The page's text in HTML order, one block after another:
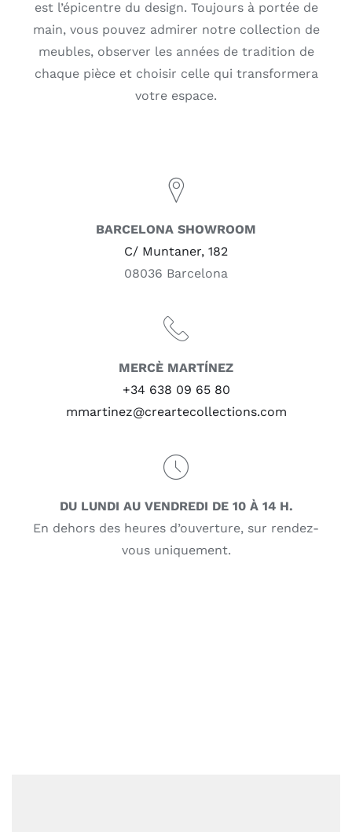
est l’épicentre du design. Toujours à portée de
main, vous pouvez admirer notre collection de
meubles, observer les années de tradition de
chaque pièce et choisir celle qui transformera
votre espace.
BARCELONA SHOWROOM
C/ Muntaner, 182
08036 Barcelona
MERCÈ MARTÍNEZ
+34 638 09 65 80
mmartinez@creartecollections.com
DU LUNDI AU VENDREDI DE 10 À 14 H.
En dehors des heures d’ouverture, sur rendez-
vous uniquement.